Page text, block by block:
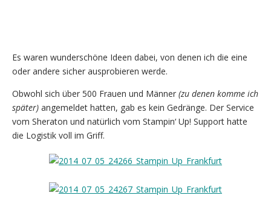
Es waren wunderschöne Ideen dabei, von denen ich die eine
oder andere sicher ausprobieren werde.
Obwohl sich über 500 Frauen und Männer (zu denen komme ich
später) angemeldet hatten, gab es kein Gedränge. Der Service
vom Sheraton und natürlich vom Stampin‘ Up! Support hatte
die Logistik voll im Griff.